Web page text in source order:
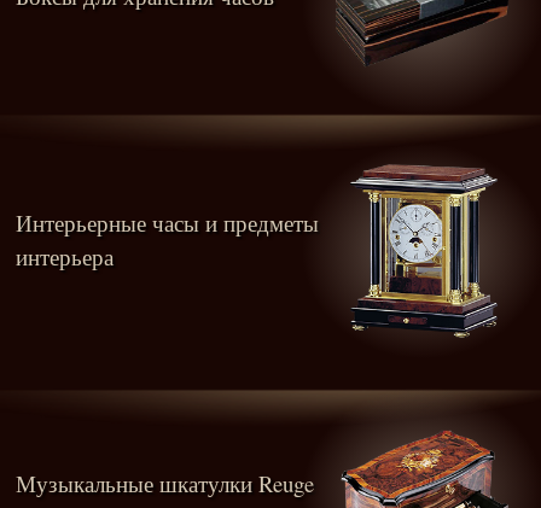
Интерьерные часы и предметы
интерьера
Музыкальные шкатулки Reuge